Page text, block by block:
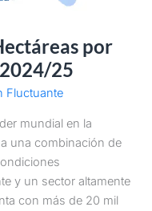
por
25
Fluctuante
mundial en la
una combinación de
y un sector altamente
con más de 20 mil